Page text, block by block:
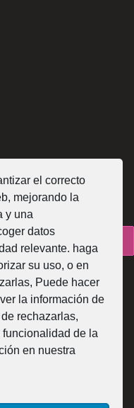
el correcto
mejorando la
y una
datos
relevante. haga
su uso, o en
Puede hacer
la información de
rechazarlas,
de la
en nuestra